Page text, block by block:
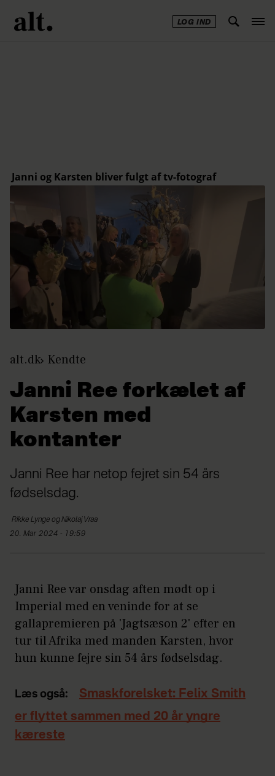
LOG IND
alt.dk Kendte
Janni Ree forkælet af
Karsten med
kontanter
Janni Ree har netop fejret sin 54 års
fødselsdag.
Rikke Lynge ogNikolaj Vraa
20. Mar 2024 - 19:59
Janni Ree var onsdag aften mødt op i
Imperial med en veninde for at se
gallapremieren på 'Jagtsæson 2' efter en
tur til Afrika med manden Karsten, hvor
hun kunne fejre sin 54 års fødselsdag.
Læs også:
Smaskforelsket: Felix Smith
er flyttet sammen med 20 år yngre
kæreste